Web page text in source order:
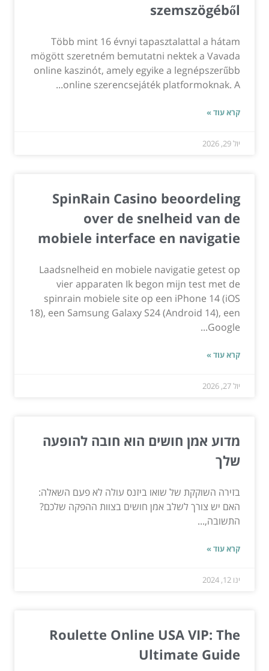
szemszögéből
Több mint 16 évnyi tapasztalattal a hátam
mögött szeretném bemutatni nektek a Vavada
online kaszinót, amely egyike a legnépszerűbb
online szerencsejáték platformoknak. A...
קרא עוד »
יול 29, 2026
SpinRain Casino beoordeling
over de snelheid van de
mobiele interface en navigatie
Laadsnelheid en mobiele navigatie getest op
vier apparaten Ik begon mijn test met de
spinrain mobiele site op een iPhone 14 (iOS
18), een Samsung Galaxy S24 (Android 14), een
Google...
קרא עוד »
יול 27, 2026
מדוע אמן חושים הוא חובה להופעה
שלך
בזירה השוקקת של שואו ביזנס עולה לא פעם השאלה:
האם יש צורך לשלב אמן חושים בצוות ההפקה שלכם?
התשובה,...
קרא עוד »
ינו 12, 2024
Roulette Online USA VIP: The
Ultimate Guide